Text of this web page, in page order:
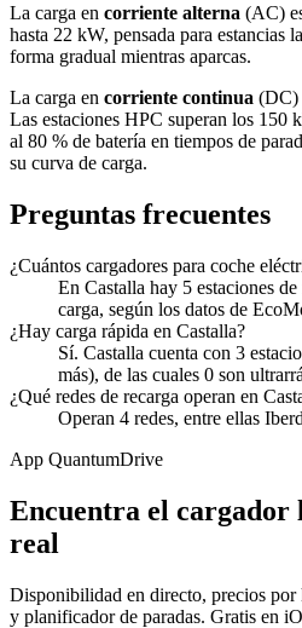
La carga en corriente alterna (AC)
hasta 22 kW, pensada para estancias
forma gradual mientras aparcas.
La carga en corriente continua (DC)
Las estaciones HPC superan los 150
al 80 % de batería en tiempos de
su curva de carga.
Preguntas frecuentes
¿Cuántos cargadores para coche
En Castalla hay 5 estaciones
carga, según los datos de
¿Hay carga rápida en Castalla?
Sí. Castalla cuenta con 3
más), de las cuales 0 son
¿Qué redes de recarga operan en
Operan 4 redes, entre ellas
App QuantumDrive
Encuentra el cargador
real
Disponibilidad en directo, precios
y planificador de paradas. Gratis en